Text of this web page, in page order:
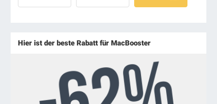
Hier ist der beste Rabatt für MacBooster